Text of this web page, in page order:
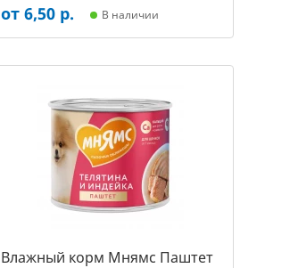
таб) (арт-5480)
от 6,50 р. В наличии
Влажный корм Мнямс Паштет